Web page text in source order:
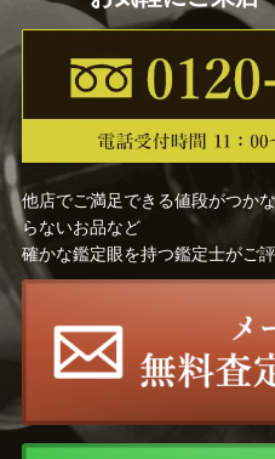
他店でご満足できる値段がつか
らないお品など
確かな鑑定眼を持つ鑑定士がご